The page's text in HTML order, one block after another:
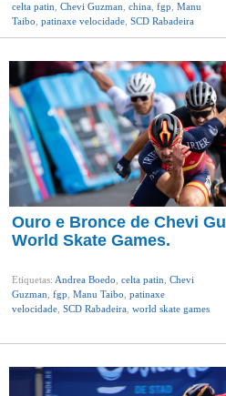
celta patin Chevi Guzman china fgp Manu
Taibo patinaxe velocidade SCD Rabadeira
Ouro e Bronce de Chevi
World Skate Games.
Etiquetas: Andrea Boedo celta patin Chevi
Guzman fgp Manu Taibo patinaxe
velocidade SCD Rabadeira world skate games